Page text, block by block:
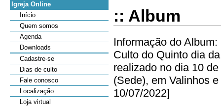
Igreja Online
Início
Quem somos
Agenda
Downloads
Cadastre-se
Dias de culto
Fale conosco
Localização
Loja virtual
:: Album
Informação do Album:
Culto do Quinto dia
realizado no dia 10
(Sede), em Valinhos
10/07/2022]